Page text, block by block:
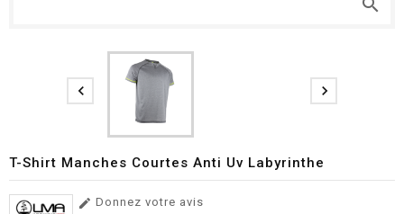
search
 
T-Shirt Manches Courtes Anti Uv Labyrinthe
 Donnez votre avis